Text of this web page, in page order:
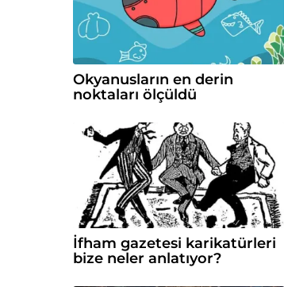
Okyanusların en derin
noktaları ölçüldü
İfham gazetesi karikatürleri
bize neler anlatıyor?